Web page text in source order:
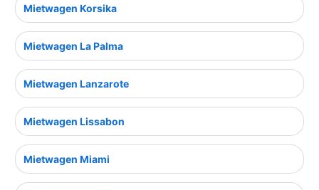
Mietwagen Korsika
Mietwagen La Palma
Mietwagen Lanzarote
Mietwagen Lissabon
Mietwagen Miami